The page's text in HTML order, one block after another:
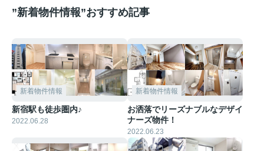
”新着物件情報”おすすめ記事
新着物件情報
新宿駅も徒歩圏内♪
2022.06.28
新着物件情報
お洒落でリーズナブルなデザイ
ナーズ物件！
2022.06.23